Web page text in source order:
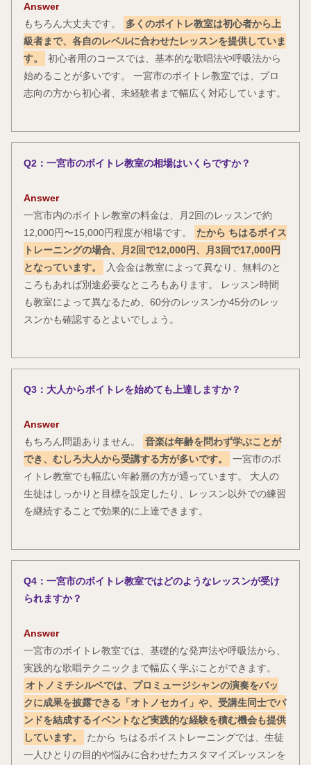
Answer
もちろん大丈夫です。
多くのボイトレ教室は初心者から上
級者まで、各自のレベルに合わせたレッスンを提供していま
す。
初心者用のコースでは、基本的な歌唱法や呼吸法から
始めることが多いです。 一宮市のボイトレ教室では、プロ
志向の方から初心者、未経験者まで幅広く対応しています。
Q2：一宮市のボイトレ教室の相場はいくらですか？
Answer
一宮市内のボイトレ教室の料金は、月2回のレッスンで約
12,000円〜15,000円程度が相場です。
たから ちはるボイス
トレーニングの場合、月2回で12,000円、月3回で17,000円
となっています。
入会金は教室によって異なり、無料のと
ころもあれば別途必要なところもあります。 レッスン時間
も教室によって異なるため、60分のレッスンか45分のレッ
スンかも確認するとよいでしょう。
Q3：大人からボイトレを始めても上達しますか？
Answer
もちろん問題ありません。
音楽は年齢を問わず学ぶことが
でき、むしろ大人から受講する方が多いです。
一宮市のボ
イトレ教室でも幅広い年齢層の方が通っています。 大人の
生徒はしっかりと目標を設定したり、レッスン以外での練習
を継続することで効果的に上達できます。
Q4：一宮市のボイトレ教室ではどのようなレッスンが受け
られますか？
Answer
一宮市のボイトレ教室では、基礎的な発声法や呼吸法から、
実践的な歌唱テクニックまで幅広く学ぶことができます。
オトノミチシルベでは、プロミュージシャンの演奏をバッ
クに成果を披露できる「オトノセカイ」や、受講生同士でバ
ンドを結成するイベントなど実践的な経験を積む機会も提供
しています。
たから ちはるボイストレーニングでは、生徒
一人ひとりの目的や悩みに合わせたカスタマイズレッスンを